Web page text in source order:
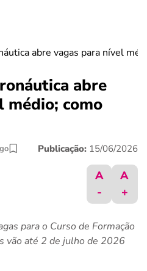
abre vagas para nível
abre
médio; como
Publicação: 15/06/2026
A
-
A
+
para o Curso de Formação
vão até 2 de julho de 2026